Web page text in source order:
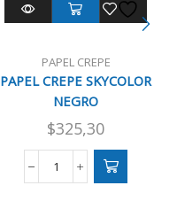
PAPEL CREPE
PAPEL CREPE SKYCOLOR
NEGRO
$325,30
PAPEL